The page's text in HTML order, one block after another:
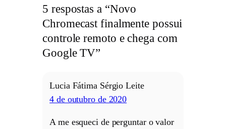
5 respostas a “Novo
Chromecast finalmente possui
controle remoto e chega com
Google TV”
Lucia Fátima Sérgio Leite
4 de outubro de 2020
A me esqueci de perguntar o valor